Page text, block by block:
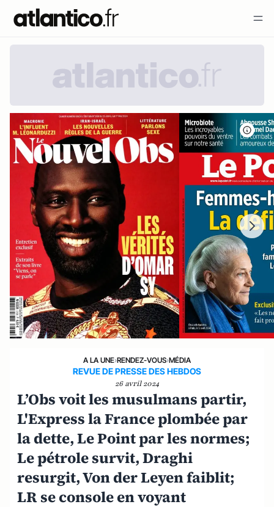
A LA UNE›RENDEZ-VOUS›MÉDIA
REVUE DE PRESSE DES HEBDOS
26 avril 2024
L’Obs voit les musulmans partir,
L'Express la France plombée par
la dette, Le Point par les normes;
Le pétrole survit, Draghi
resurgit, Von der Leyen faiblit;
LR se console en voyant